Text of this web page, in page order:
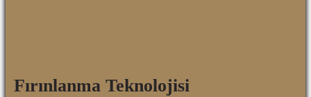
Fırınlanma Teknolojisi